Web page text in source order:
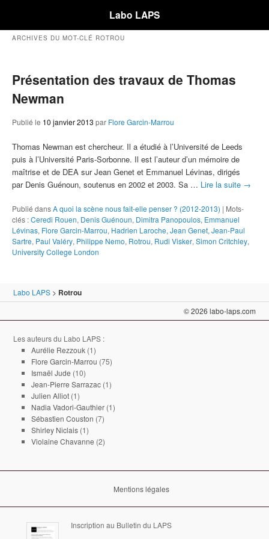
Labo LAPS
ARCHIVES DU MOT-CLÉ ROTROU
Présentation des travaux de Thomas
Newman
Publié le 10 janvier 2013 par Flore Garcin-Marrou
Thomas Newman est chercheur. Il a étudié à l’Université de Leeds
puis à l’Université Paris-Sorbonne. Il est l’auteur d’un mémoire de
maîtrise et de DEA sur Jean Genet et Emmanuel Lévinas, dirigés
par Denis Guénoun, soutenus en 2002 et 2003. Sa … Lire la suite →
Publié dansA quoi la scène nous fait-elle penser ? (2012-2013) | Mots-
clés :Ceredi Rouen, Denis Guénoun, Dimitra Panopoulos, Emmanuel
Lévinas, Flore Garcin-Marrou, Hadrien Laroche, Jean Genet, Jean-Paul
Sartre, Paul Valéry, Philippe Nemo, Rotrou, Rudi Visker, Simon Critchley,
University College London
Labo LAPS > Rotrou
© 2026 labo-laps.com
Les auteurs du Labo LAPS :
Aurélie Rezzouk (1)
Flore Garcin-Marrou (75)
Ismaël Jude (10)
Jean-Pierre Sarrazac (1)
Julien Alliot (1)
Nadia Vadori-Gauthier (1)
Sébastien Couston (7)
Shirley Niclais (1)
Violaine Chavanne (2)
Mentions légales
Inscription au Bulletin du LAPS